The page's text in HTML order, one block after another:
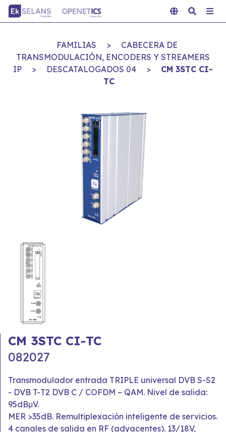
FAMILIAS >
CABECERA DE
TRANSMODULACIÓN, ENCODERS Y STREAMERS
IP
> DESCATALOGADOS 04 >
CM 3STC CI-
TC
CM 3STC CI-TC
082027
Transmodulador entrada TRIPLE universal DVB S-S2
- DVB T-T2 DVB C / COFDM – QAM. Nivel de salida:
95dBμV.
MER >35dB. Remultiplexación inteligente de servicios.
4 canales de salida en RF (adyacentes). 13/18V,